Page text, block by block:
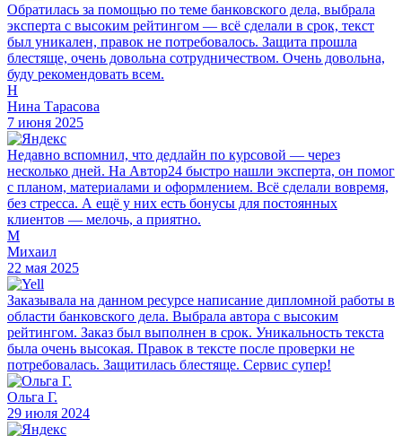
Обратилась за помощью по теме банковского дела, выбрала
эксперта с высоким рейтингом — всё сделали в срок, текст
был уникален, правок не потребовалось. Защита прошла
блестяще, очень довольна сотрудничеством. Очень довольна,
буду рекомендовать всем.
Н
Нина Тарасова
7 июня 2025
Недавно вспомнил, что дедлайн по курсовой — через
несколько дней. На Автор24 быстро нашли эксперта, он помог
с планом, материалами и оформлением. Всё сделали вовремя,
без стресса. А ещё у них есть бонусы для постоянных
клиентов — мелочь, а приятно.
М
Михаил
22 мая 2025
Заказывала на данном ресурсе написание дипломной работы в
области банковского дела. Выбрала автора с высоким
рейтингом. Заказ был выполнен в срок. Уникальность текста
была очень высокая. Правок в тексте после проверки не
потребовалась. Защитилась блестяще. Сервис супер!
Ольга Г.
29 июля 2024